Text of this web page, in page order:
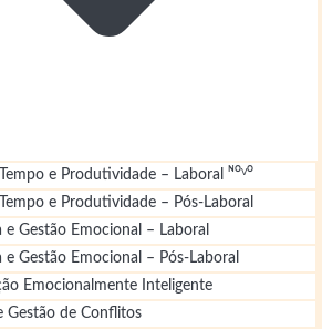
e Produtividade – Laboral ᴺᴼⱽᴼ
e Produtividade – Pós-Laboral
e Gestão Emocional – Laboral
e Gestão Emocional – Pós-Laboral
Emocionalmente Inteligente
Gestão de Conflitos